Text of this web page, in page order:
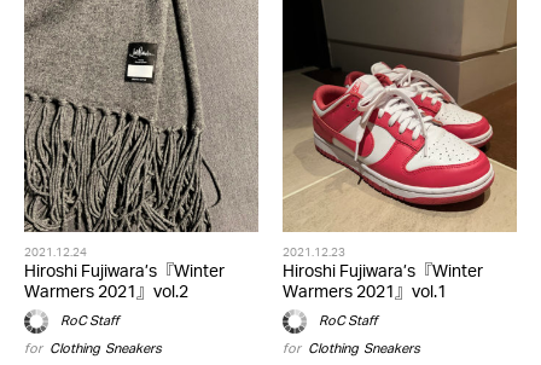
2021.12.24
Hiroshi Fujiwara’s『Winter
Warmers 2021』vol.2
RoC Staff
for Clothing,Sneakers
2021.12.23
Hiroshi Fujiwara’s『Winter
Warmers 2021』vol.1
RoC Staff
for Clothing,Sneakers